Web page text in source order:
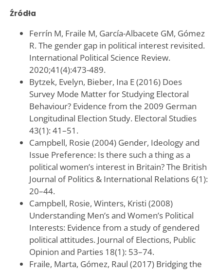
Źródła
Ferrín M, Fraile M, García-Albacete GM, Gómez
R. The gender gap in political interest revisited.
International Political Science Review.
2020;41(4):473-489.
Bytzek, Evelyn, Bieber, Ina E (2016) Does
Survey Mode Matter for Studying Electoral
Behaviour? Evidence from the 2009 German
Longitudinal Election Study. Electoral Studies
43(1): 41–51.
Campbell, Rosie (2004) Gender, Ideology and
Issue Preference: Is there such a thing as a
political women’s interest in Britain? The British
Journal of Politics & International Relations 6(1):
20–44.
Campbell, Rosie, Winters, Kristi (2008)
Understanding Men’s and Women’s Political
Interests: Evidence from a study of gendered
political attitudes. Journal of Elections, Public
Opinion and Parties 18(1): 53–74.
Fraile, Marta, Gómez, Raul (2017) Bridging the